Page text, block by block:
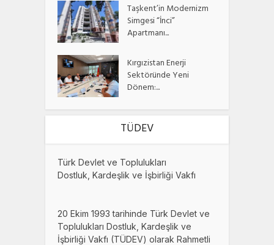
Taşkent’in Modernizm
Simgesi “İnci”
Apartmanı...
Kırgızistan Enerji
Sektöründe Yeni
Dönem:...
TÜDEV
Türk Devlet ve Toplulukları
Dostluk, Kardeşlik ve İşbirliği Vakfı
20 Ekim 1993 tarihinde Türk Devlet ve
Toplulukları Dostluk, Kardeşlik ve
İşbirliği Vakfı (TÜDEV) olarak Rahmetli